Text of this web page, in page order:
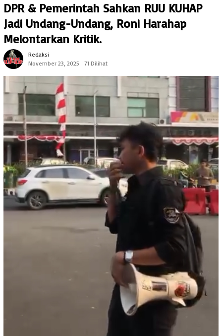
DPR & Pemerintah Sahkan RUU KUHAP
Jadi Undang-Undang, Roni Harahap
Melontarkan Kritik.
Redaksi
November 23, 2025
71 Dilihat